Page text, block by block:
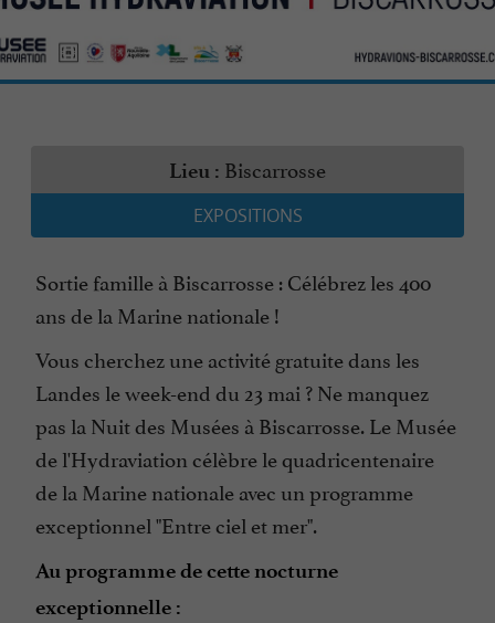
Lieu : Biscarrosse
EXPOSITIONS
Sortie famille à Biscarrosse : Célébrez les 400
ans de la Marine nationale !
Vous cherchez une activité gratuite dans les
Landes le week-end du 23 mai ? Ne manquez
pas la Nuit des Musées à Biscarrosse. Le Musée
de l'Hydraviation célèbre le quadricentenaire
de la Marine nationale avec un programme
exceptionnel "Entre ciel et mer".
Au programme de cette nocturne
exceptionnelle :